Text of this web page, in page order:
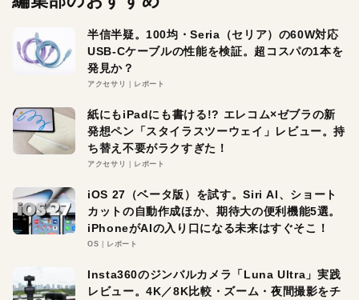
半信半疑。100均・Seria（セリア）の60W対応
USB-Cケーブルの性能を検証。超コスパの1本を
発見か？
アクセサリ レポート
紙にもiPadにも書ける!? エレコム×ゼブラの新
発想ペン「スタイラスツーウェイ」レビュー。持
ち替え不要がラクすぎた！
アクセサリ レポート
iOS 27（ベータ版）を試す。Siri AI、ショート
カットの自動作成ほか、期待大の便利機能5選。
iPhoneがAIの入り口になる未来はすぐそこ！
OS レポート
Insta360のジンバルカメラ「Luna Ultra」実践
レビュー。4K／8K比較・ズーム・夜間撮影をチ